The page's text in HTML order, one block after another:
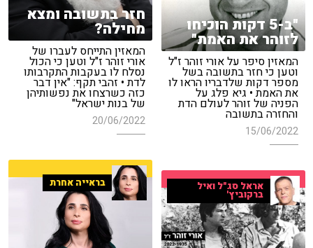
חזר בתשובה ומצא
מחילה?
המאזין התייחס לעברו של
אורי זוהר ז"ל וטען כי הכול
נסלח לו בעקבות התקרבותו
לדת • זהבי תקף: "אין דבר
כזה כשרצחו את נפשותיהן
של בנות ישראל"
20/06/2022
"ב-5 דקות הוכיחו
לזוהר את האמת"
המאזין סיפר על אורי זוהר ז"ל
וטען כי חזר בתשובה בשל
מספר דקות שלדבריו הראו לו
את האמת • גיא פלג על
הפניה של זוהר לעולם הדת
והחזרה בתשובה
15/06/2022
בראייה אחרת אראל סג"ל ואיל
ברקוביץ'